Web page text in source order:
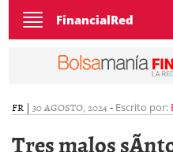
Toggle
navigation
FinancialRed
FR | 30 AGOSTO, 2024- Escrito por:
Tres malos